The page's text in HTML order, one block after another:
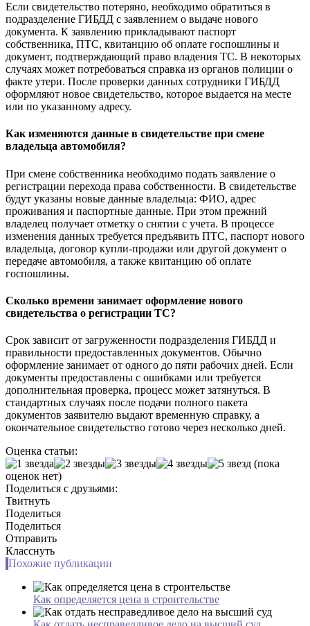
Если свидетельство потеряно, необходимо обратиться в
подразделение ГИБДД с заявлением о выдаче нового
документа. К заявлению прикладывают паспорт
собственника, ПТС, квитанцию об оплате госпошлины и
документ, подтверждающий право владения ТС. В некоторых
случаях может потребоваться справка из органов полиции о
факте утери. После проверки данных сотрудники ГИБДД
оформляют новое свидетельство, которое выдается на месте
или по указанному адресу.
Как изменяются данные в свидетельстве при смене
владельца автомобиля?
При смене собственника необходимо подать заявление о
регистрации перехода права собственности. В свидетельстве
будут указаны новые данные владельца: ФИО, адрес
проживания и паспортные данные. При этом прежний
владелец получает отметку о снятии с учета. В процессе
изменения данных требуется предъявить ПТС, паспорт нового
владельца, договор купли-продажи или другой документ о
передаче автомобиля, а также квитанцию об оплате
госпошлины.
Сколько времени занимает оформление нового
свидетельства о регистрации ТС?
Срок зависит от загруженности подразделения ГИБДД и
правильности предоставленных документов. Обычно
оформление занимает от одного до пяти рабочих дней. Если
документы предоставлены с ошибками или требуется
дополнительная проверка, процесс может затянуться. В
стандартных случаях после подачи полного пакета
документов заявителю выдают временную справку, а
окончательное свидетельство готово через несколько дней.
Оценка статьи:
(пока
оценок нет)
Поделиться с друзьями:
Твитнуть
Поделиться
Поделиться
Отправить
Класснуть
Похожие публикации
Как определяется цена в строительстве